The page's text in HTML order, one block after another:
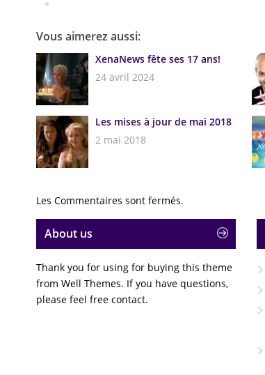
Vous aimerez aussi:
XenaNews fête ses 17 ans!
24 avril 2024
Les mises à jour de mai 2018
2 mai 2018
Les Commentaires sont fermés.
About us
Thank you for using for buying this theme
from Well Themes. If you have questions,
please feel free contact.